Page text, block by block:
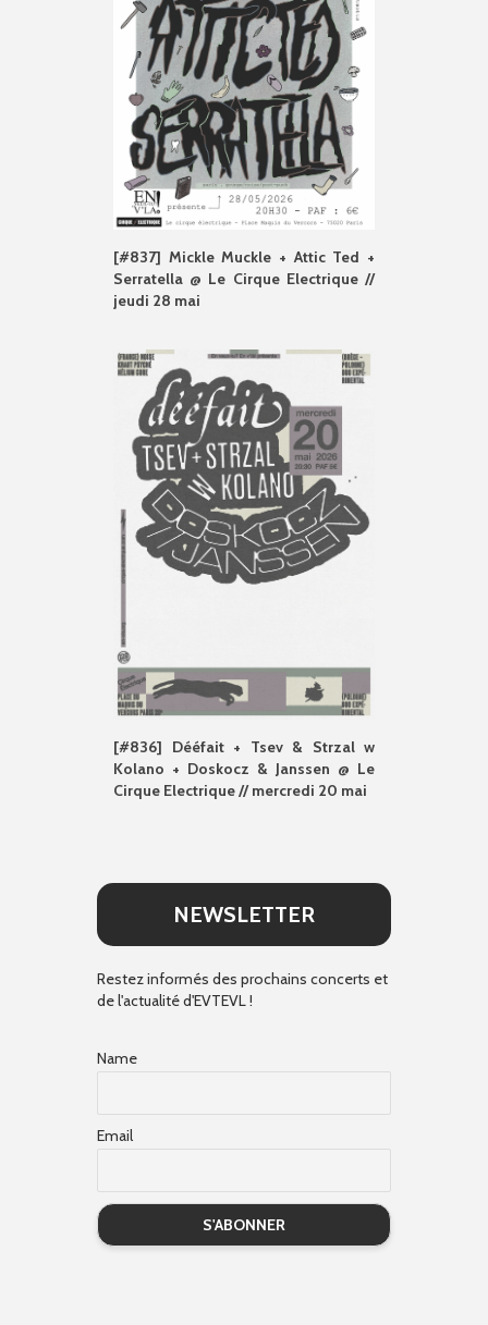
[#837] Mickle Muckle + Attic Ted +
Serratella @ Le Cirque Electrique //
jeudi 28 mai
[#836] Dééfait + Tsev & Strzal w
Kolano + Doskocz & Janssen @ Le
Cirque Electrique // mercredi 20 mai
NEWSLETTER
Restez informés des prochains concerts et
de l'actualité d'EVTEVL !
Name
Email